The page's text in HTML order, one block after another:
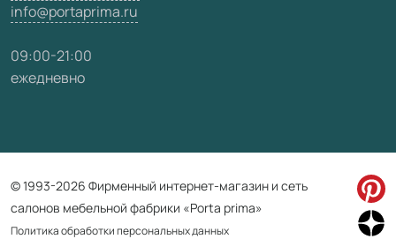
info@portaprima.ru
09:00-21:00
ежедневно
© 1993-2026 Фирменный интернет-магазин и сеть
салонов мебельной фабрики «Porta prima»
Политика обработки персональных данных